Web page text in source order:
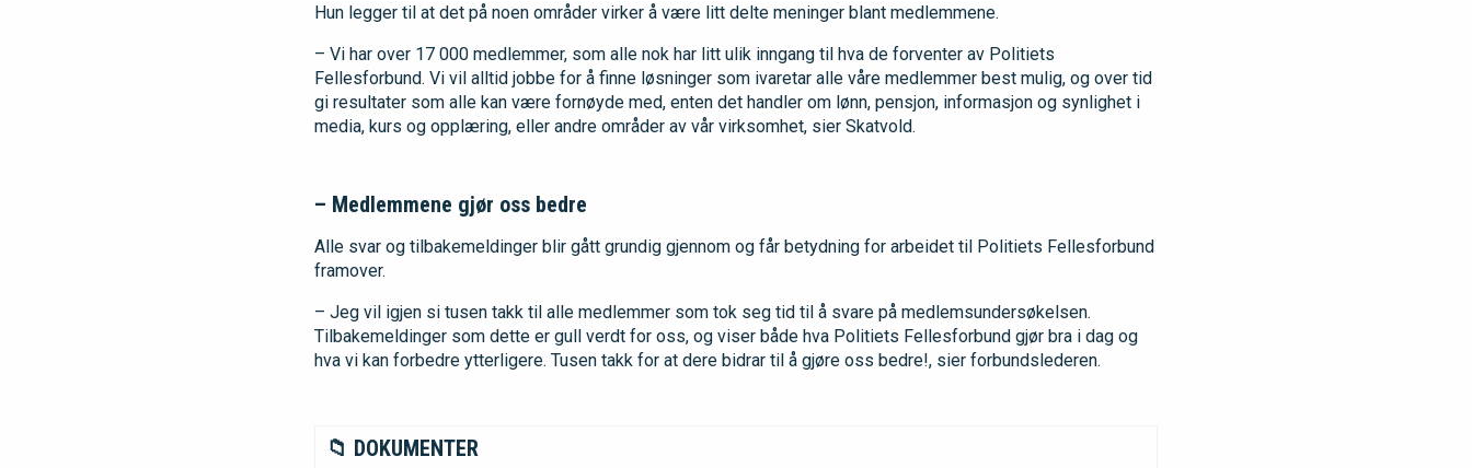
Hun legger til at det på noen områder virker å være litt delte meninger blant medlemmene.
– Vi har over 17 000 medlemmer, som alle nok har litt ulik inngang til hva de forventer av Politiets
Fellesforbund. Vi vil alltid jobbe for å finne løsninger som ivaretar alle våre medlemmer best mulig, og over tid
gi resultater som alle kan være fornøyde med, enten det handler om lønn, pensjon, informasjon og synlighet i
media, kurs og opplæring, eller andre områder av vår virksomhet, sier Skatvold.
– Medlemmene gjør oss bedre
Alle svar og tilbakemeldinger blir gått grundig gjennom og får betydning for arbeidet til Politiets Fellesforbund
framover.
– Jeg vil igjen si tusen takk til alle medlemmer som tok seg tid til å svare på medlemsundersøkelsen.
Tilbakemeldinger som dette er gull verdt for oss, og viser både hva Politiets Fellesforbund gjør bra i dag og
hva vi kan forbedre ytterligere. Tusen takk for at dere bidrar til å gjøre oss bedre!, sier forbundslederen.
📁 DOKUMENTER